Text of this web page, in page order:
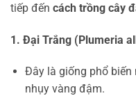
tiếp đến cách trồng cây
1. Đại Trắng (Plumeria
Đây là giống phổ biến
nhụy vàng đậm.